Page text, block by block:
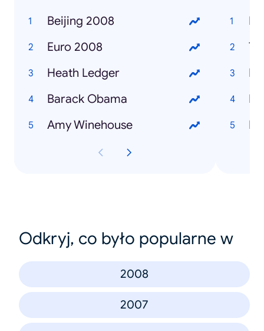
Beijing 2008
Euro 2008
Heath Ledger
Barack Obama
Amy Winehouse
Odkryj, co było popularne w
2008
2007